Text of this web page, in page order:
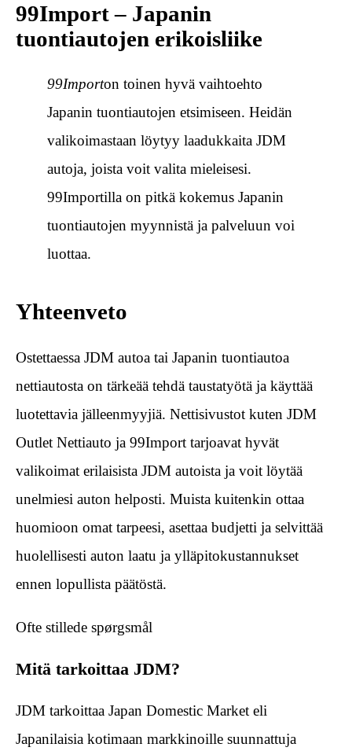
99Import – Japanin
tuontiautojen erikoisliike
99Importon toinen hyvä vaihtoehto
Japanin tuontiautojen etsimiseen. Heidän
valikoimastaan löytyy laadukkaita JDM
autoja, joista voit valita mieleisesi.
99Importilla on pitkä kokemus Japanin
tuontiautojen myynnistä ja palveluun voi
luottaa.
Yhteenveto
Ostettaessa JDM autoa tai Japanin tuontiautoa
nettiautosta on tärkeää tehdä taustatyötä ja käyttää
luotettavia jälleenmyyjiä. Nettisivustot kuten JDM
Outlet Nettiauto ja 99Import tarjoavat hyvät
valikoimat erilaisista JDM autoista ja voit löytää
unelmiesi auton helposti. Muista kuitenkin ottaa
huomioon omat tarpeesi, asettaa budjetti ja selvittää
huolellisesti auton laatu ja ylläpitokustannukset
ennen lopullista päätöstä.
Ofte stillede spørgsmål
Mitä tarkoittaa JDM?
JDM tarkoittaa Japan Domestic Market eli
Japanilaisia kotimaan markkinoille suunnattuja